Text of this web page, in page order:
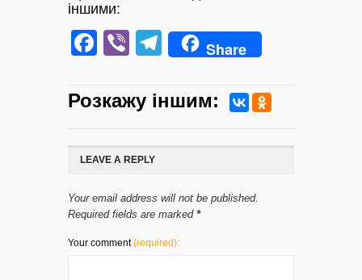
іншими:
Facebook
ViberTelegram
Share
Розкажу iншим:
LEAVE A REPLY
Your email address will not be published.
Required fields are marked *
Your comment(required):